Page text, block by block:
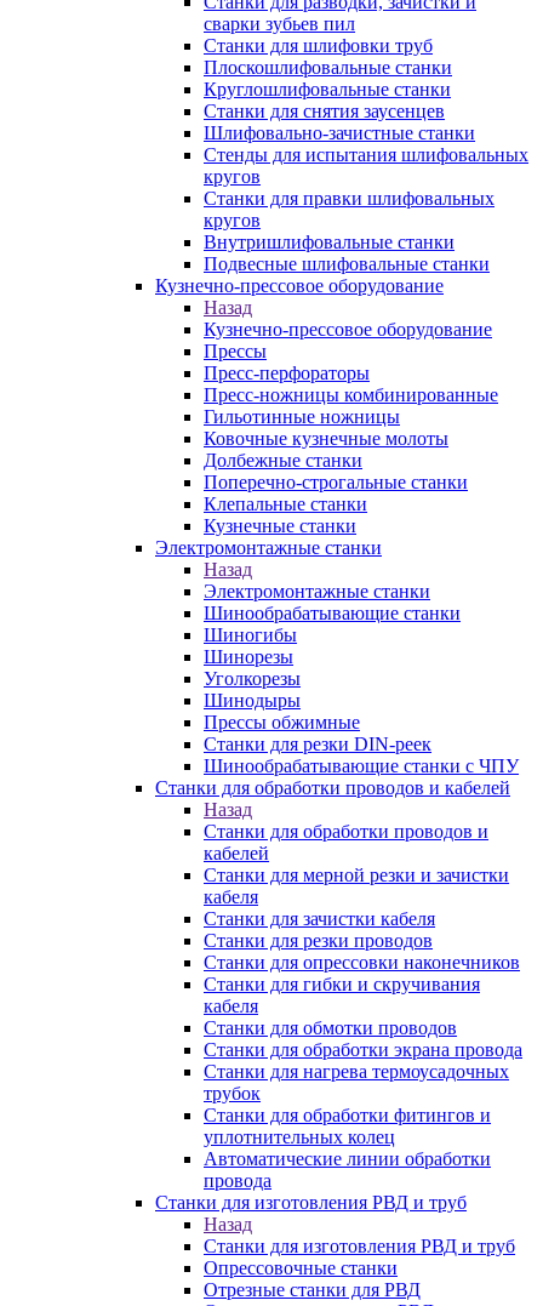
сварки зубьев пил
Станки для шлифовки труб
Плоскошлифовальные станки
Круглошлифовальные станки
Станки для снятия заусенцев
Шлифовально-зачистные станки
Стенды для испытания шлифовальных
кругов
Станки для правки шлифовальных
кругов
Внутришлифовальные станки
Подвесные шлифовальные станки
Кузнечно-прессовое оборудование
Назад
Кузнечно-прессовое оборудование
Прессы
Пресс-перфораторы
Пресс-ножницы комбинированные
Гильотинные ножницы
Ковочные кузнечные молоты
Долбежные станки
Поперечно-строгальные станки
Клепальные станки
Кузнечные станки
Электромонтажные станки
Назад
Электромонтажные станки
Шинообрабатывающие станки
Шиногибы
Шинорезы
Уголкорезы
Шинодыры
Прессы обжимные
Станки для резки DIN-реек
Шинообрабатывающие станки с ЧПУ
Станки для обработки проводов и кабелей
Назад
Станки для обработки проводов и
кабелей
Станки для мерной резки и зачистки
кабеля
Станки для зачистки кабеля
Станки для резки проводов
Станки для опрессовки наконечников
Станки для гибки и скручивания
кабеля
Станки для обмотки проводов
Станки для обработки экрана провода
Станки для нагрева термоусадочных
трубок
Станки для обработки фитингов и
уплотнительных колец
Автоматические линии обработки
провода
Станки для изготовления РВД и труб
Назад
Станки для изготовления РВД и труб
Опрессовочные станки
Отрезные станки для РВД